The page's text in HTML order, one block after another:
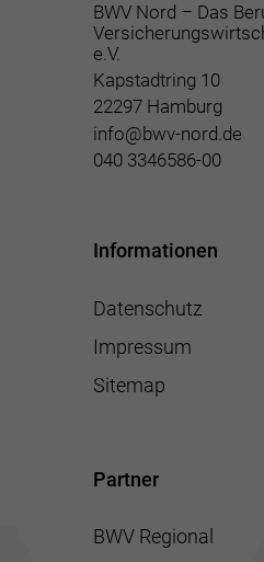
BWV Nord – Das
e.V.
Kapstadtring 10
22297 Hamburg
info@bwv-nord.de
040 3346586-00
Informationen
Datenschutz
Impressum
Sitemap
Partner
BWV Regional